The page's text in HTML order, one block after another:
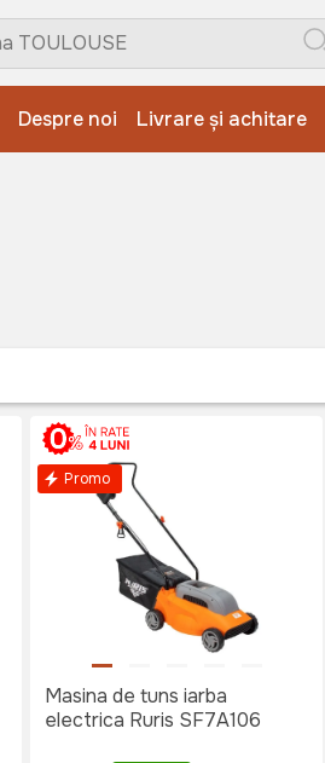
Despre noi Livrare și achitare
Promo
Masina de tuns iarba
electrica Ruris SF7A106